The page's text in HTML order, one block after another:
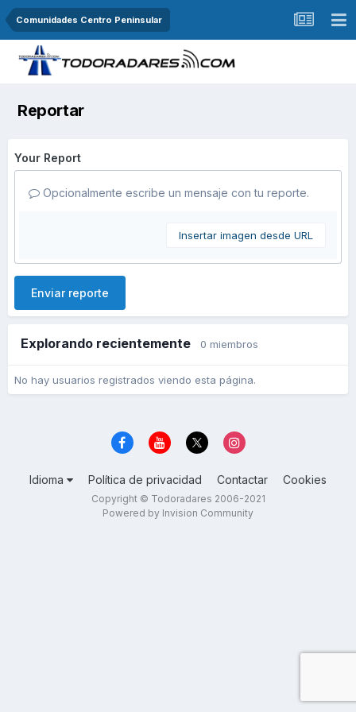
Comunidades Centro Peninsular
Reportar
Your Report
Opcionalmente escribe un mensaje con tu reporte.
Insertar imagen desde URL
Enviar reporte
Explorando recientemente 0 miembros
No hay usuarios registrados viendo esta página.
Idioma Política de privacidad Contactar Cookies
Copyright © Todoradares 2006-2021
Powered by Invision Community